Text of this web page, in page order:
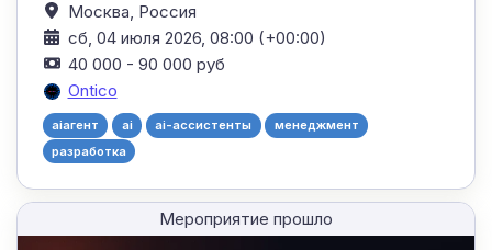
Москва, Россия
сб, 04 июля 2026, 08:00 (+00:00)
40 000 - 90 000 руб
Ontico
aiагент ai ai-ассистенты
менеджмент
разработка
Мероприятие прошло